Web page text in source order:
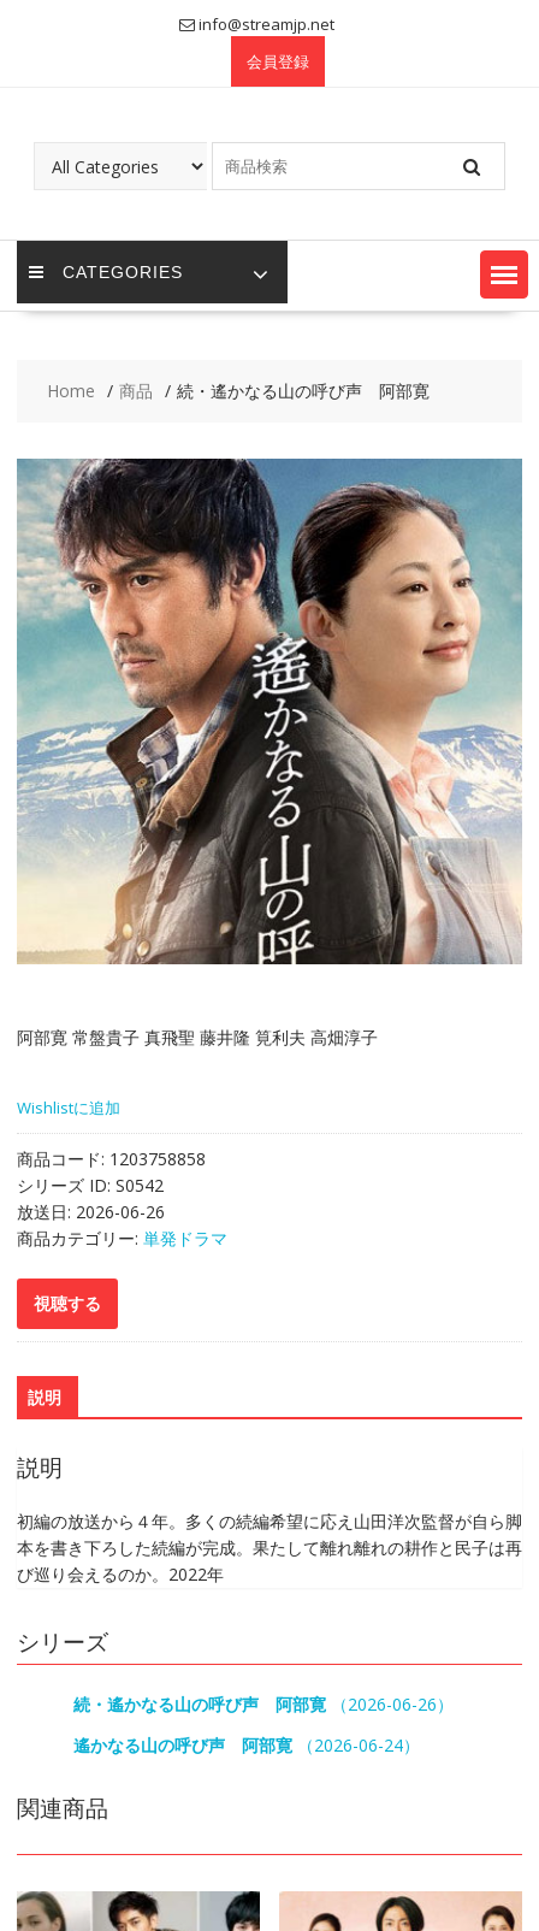
info@streamjp.net
会員登録
CATEGORIES
Home 商品 続・遙かなる山の呼び声 阿部寛
阿部寛 常盤貴子 真飛聖 藤井隆 筧利夫 高畑淳子
Wishlistに追加
商品コード: 1203758858
シリーズ ID: S0542
放送日: 2026-06-26
商品カテゴリー: 単発ドラマ
説明
説明
初編の放送から４年。多くの続編希望に応え山田洋次監督が自ら脚
本を書き下ろした続編が完成。果たして離れ離れの耕作と民子は再
び巡り会えるのか。2022年
シリーズ
続・遙かなる山の呼び声 阿部寛（2026-06-26）
遙かなる山の呼び声 阿部寛（2026-06-24）
関連商品